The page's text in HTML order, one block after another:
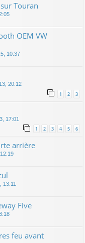
Touran
OEM VW
10:37
20:12
1 2 3
17:01
1 2 3 4 5 6
arrière
13:11
Five
feu avant